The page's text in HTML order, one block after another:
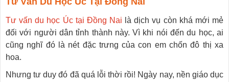
Tư vấn du học Úc tại Đồng Nai là dịch vụ còn khá mới mẻ
đối với người dân tỉnh thành này. Vì khi nói đến du học, ai
cũng nghĩ đó là nét đặc trưng của con em chốn đô thị xa
hoa.
Nhưng tư duy đó đã quá lỗi thời rồi! Ngày nay, nền giáo dục